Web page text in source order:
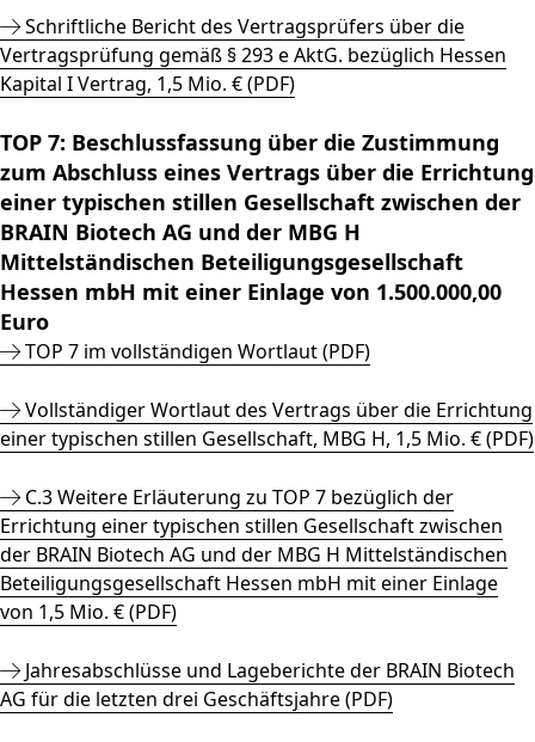
Schriftliche Bericht des Vertragsprüfers über die
Vertragsprüfung gemäß § 293 e AktG. bezüglich Hessen
Kapital I Vertrag, 1,5 Mio. € (PDF)
TOP 7: Beschlussfassung über die Zustimmung
zum Abschluss eines Vertrags über die Errichtung
einer typischen stillen Gesellschaft zwischen der
BRAIN Biotech AG und der MBG H
Mittelständischen Beteiligungsgesellschaft
Hessen mbH mit einer Einlage von 1.500.000,00
Euro
TOP 7 im vollständigen Wortlaut (PDF)
Vollständiger Wortlaut des Vertrags über die Errichtung
einer typischen stillen Gesellschaft, MBG H, 1,5 Mio. € (PDF)
C.3 Weitere Erläuterung zu TOP 7 bezüglich der
Errichtung einer typischen stillen Gesellschaft zwischen
der BRAIN Biotech AG und der MBG H Mittelständischen
Beteiligungsgesellschaft Hessen mbH mit einer Einlage
von 1,5 Mio. € (PDF)
Jahresabschlüsse und Lageberichte der BRAIN Biotech
AG für die letzten drei Geschäftsjahre (PDF)